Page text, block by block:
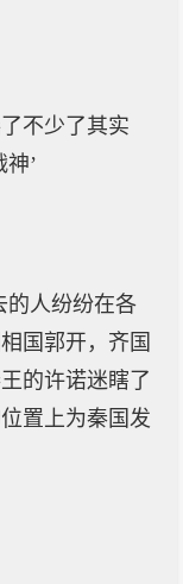
不少了其实
’
的人纷纷在各
国郭开，齐国
的许诺迷瞎了
置上为秦国发